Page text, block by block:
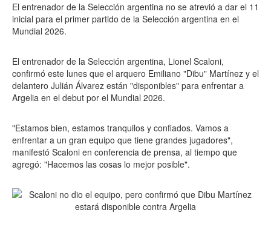
El entrenador de la Selección argentina no se atrevió a dar el 11
inicial para el primer partido de la Selección argentina en el
Mundial 2026.
El entrenador de la Selección argentina, Lionel Scaloni,
confirmó este lunes que el arquero Emiliano "Dibu" Martínez y el
delantero Julián Álvarez están "disponibles" para enfrentar a
Argelia en el debut por el Mundial 2026.
"Estamos bien, estamos tranquilos y confiados. Vamos a
enfrentar a un gran equipo que tiene grandes jugadores",
manifestó Scaloni en conferencia de prensa, al tiempo que
agregó: "Hacemos las cosas lo mejor posible".